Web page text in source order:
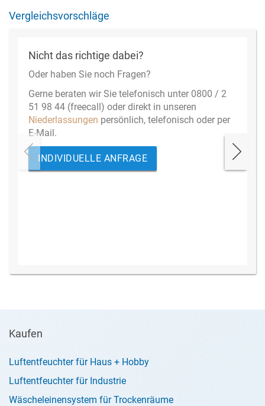
Vergleichsvorschläge
Nicht das richtige dabei?
Oder haben Sie noch Fragen?
Gerne beraten wir Sie telefonisch unter 0800 / 2
51 98 44 (freecall) oder direkt in unseren
Niederlassungen persönlich, telefonisch oder per
E-Mail.
INDIVIDUELLE ANFRAGE
Kaufen
Luftentfeuchter für Haus + Hobby
Luftentfeuchter für Industrie
Wäscheleinensystem für Trockenräume